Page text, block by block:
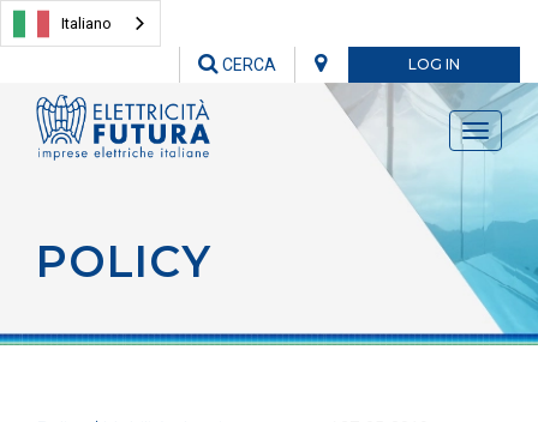
Italiano
LOG IN
CERCA
Toggle
POLICY